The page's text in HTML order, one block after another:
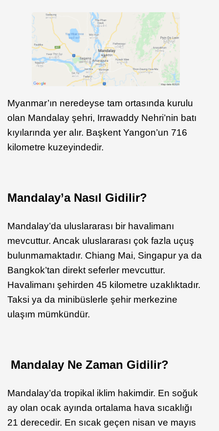
Myanmar’ın neredeyse tam ortasında kurulu
olan Mandalay şehri, Irrawaddy Nehri’nin batı
kıyılarında yer alır. Başkent Yangon’un 716
kilometre kuzeyindedir.
Mandalay’a Nasıl Gidilir?
Mandalay’da uluslararası bir havalimanı
mevcuttur. Ancak uluslararası çok fazla uçuş
bulunmamaktadır. Chiang Mai, Singapur ya da
Bangkok’tan direkt seferler mevcuttur.
Havalimanı şehirden 45 kilometre uzaklıktadır.
Taksi ya da minibüslerle şehir merkezine
ulaşım mümkündür.
Mandalay Ne Zaman Gidilir?
Mandalay’da tropikal iklim hakimdir. En soğuk
ay olan ocak ayında ortalama hava sıcaklığı
21 derecedir. En sıcak geçen nisan ve mayıs